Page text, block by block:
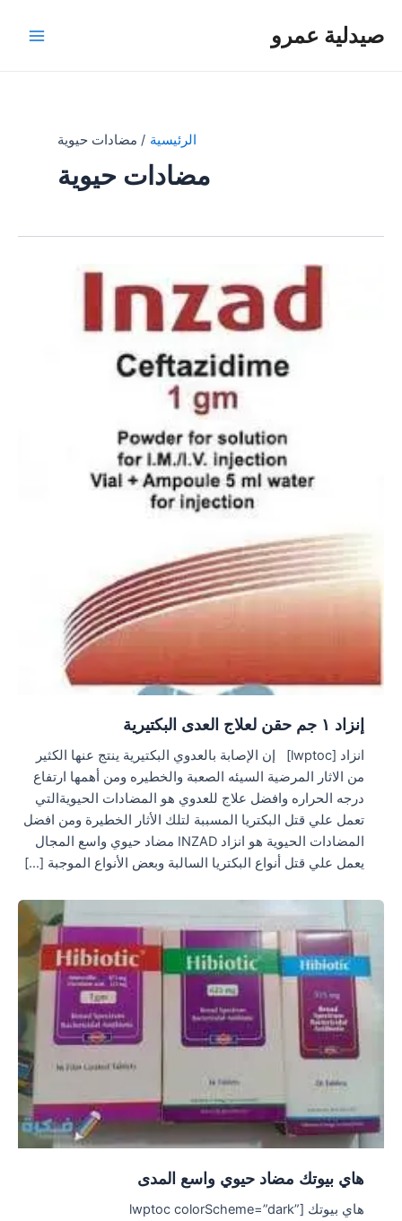
صيدلية عمرو
الرئيسية مضادات حيوية
مضادات حيوية
إنزاد ١ جم حقن لعلاج العدى البكتيرية
انزاد [lwptoc] إن الإصابة بالعدوي البكتيرية ينتج عنها الكثير
من الاثار المرضية السيئه الصعبة والخطيره ومن أهمها ارتفاع
درجه الحراره وافضل علاج للعدوي هو المضادات الحيويةالتي
تعمل علي قتل البكتريا المسببة لتلك الأثار الخطيرة ومن افضل
المضادات الحيوية هو انزاد INZAD مضاد حيوي واسع المجال
يعمل علي قتل أنواع البكتريا السالبة وبعض الأنواع الموجبة […]
هاي بيوتك مضاد حيوي واسع المدى
هاي بيوتك [lwptoc colorScheme=”dark”